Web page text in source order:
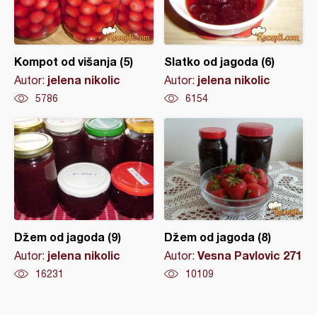
Kompot od višanja (5)
Autor: jelena nikolic
5786
Slatko od jagoda (6)
Autor: jelena nikolic
6154
Džem od jagoda (9)
Autor: jelena nikolic
16231
Džem od jagoda (8)
Autor: Vesna Pavlovic 271
10109